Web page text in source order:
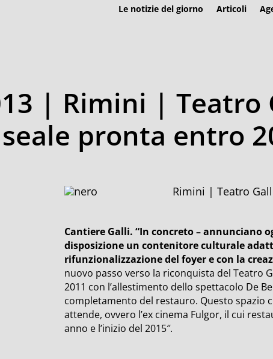
Le notizie del giorno Articoli
| Rimini |
pronta entro
Rimini | Teatro
Cantiere Galli. “In concreto – annunciano
disposizione un contenitore culturale
rifunzionalizzazione del foyer e con la
nuovo passo verso la riconquista del
2011 con l’allestimento dello spettacolo De
completamento del restauro. Questo spazio
attende, ovvero l’ex cinema Fulgor, il cui
anno e l’inizio del 2015″.